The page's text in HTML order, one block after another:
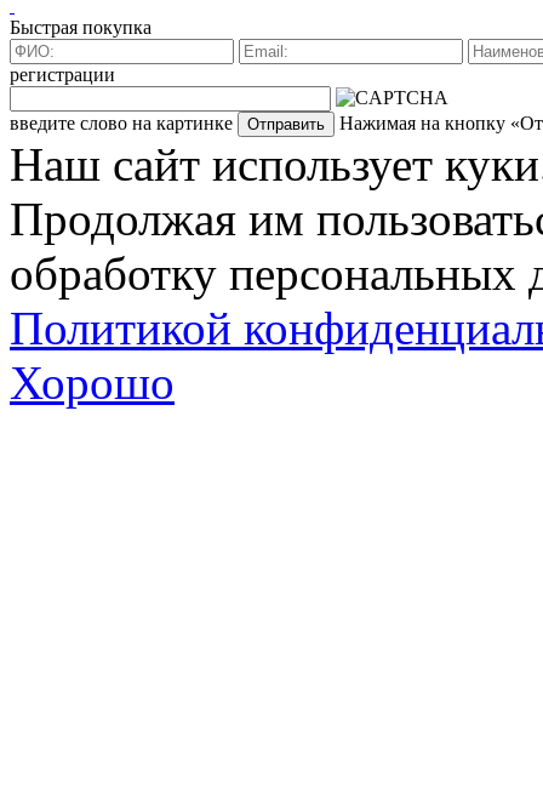
Быстрая покупка
регистрации
введите слово на картинке Нажимая на кнопку
Наш сайт использует
Продолжая им
обработку персональных
Политикой
Хорошо